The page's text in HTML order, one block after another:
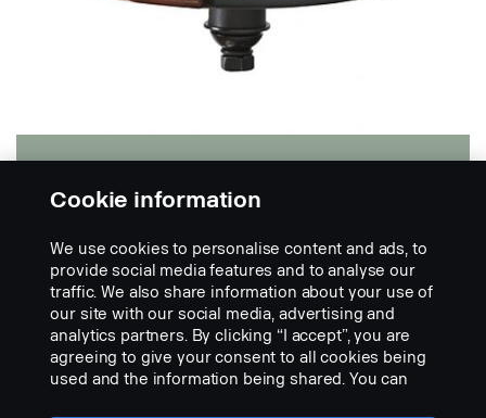
Výměna světlometu
Světlomet, „osvětlení pro sněžný pluh“, halogen s
tlumeným světlem obrysovým světlem, směrovým
světlem a dálkovým světlem.
K dispozici ve dvou verzích, svislou nebo zavěšenou
Cookie information
We use cookies to personalise content and ads, to
provide social media features and to analyse our
traffic. We also share information about your use of
our site with our social media, advertising and
analytics partners. By clicking “I accept”, you are
agreeing to give your consent to all cookies being
used and the information being shared. You can